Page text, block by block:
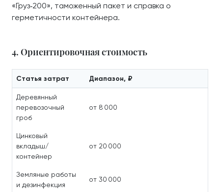
«Груз‑200», таможенный пакет и справка о
герметичности контейнера.
4. Ориентировочная стоимость
Статья затрат Диапазон, ₽
Деревянный
перевозочный
гроб
от 8 000
Цинковый
вкладыш/
контейнер
от 20 000
Земляные работы
и дезинфекция
от 30 000